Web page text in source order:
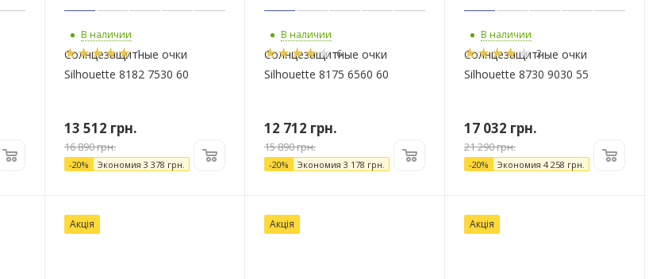
В наличии
1
Солнцезащитные очки
Silhouette 8182 7530 60
13 512 грн.
16 890грн.
-20% Экономия 3 378 грн.
В наличии
6
Солнцезащитные очки
Silhouette 8175 6560 60
12 712 грн.
15 890грн.
-20% Экономия 3 178 грн.
В наличии
2
Солнцезащитные очки
Silhouette 8730 9030 55
17 032 грн.
21 290грн.
-20% Экономия 4 258 грн.
Акція Акція Акція